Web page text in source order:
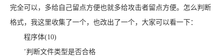
完全可以，多给自己留点方便也就多给攻击者留点方便。怎么判断
格式，我这里收集了一个，也改出了一个，大家可以看一下：
程序体(10)
’判断文件类型是否合格